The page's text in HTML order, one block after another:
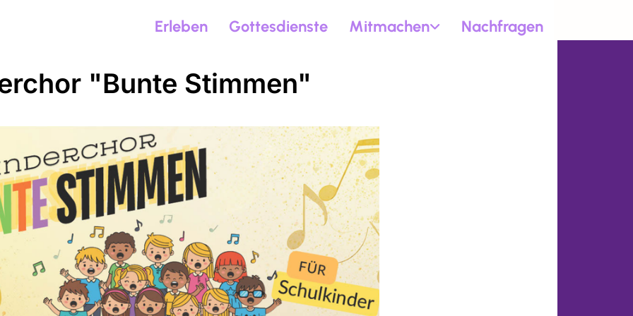
Erleben Gottesdienste Mitmachen Nachfragen
"Bunte Stimmen"